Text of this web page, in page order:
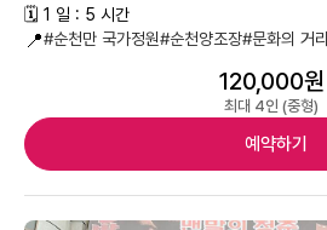
🗓 1 일 : 5 시간
📍#순천만 국가정원#순천양조장#문화의 거리
120,000원
최대 4인 (중형)
예약하기